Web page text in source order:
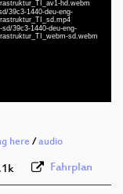
hd.webm
39c3-1440-deu-eng-
39c3-1440-deu-eng-
sd.webm
here/ audio
Fahrplan